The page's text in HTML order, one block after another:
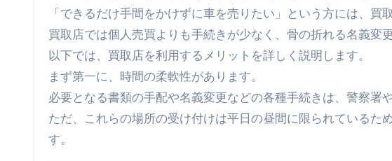
「できるだけ手間をかけずに車を売りたい」という方には、買
買取店では個人売買よりも手続きが少なく、骨の折れる名義変
以下では、買取店を利用するメリットを詳しく説明します。
まず第一に、時間の柔軟性があります。
必要となる書類の手配や名義変更などの各種手続きは、警察署
ただ、これらの場所の受け付けは平日の昼間に限られているた
す。